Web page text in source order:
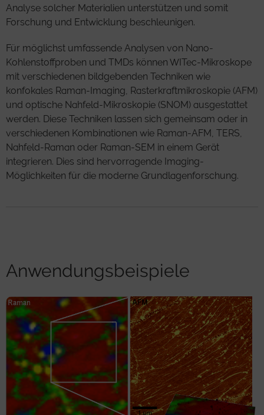
Analyse solcher Materialien unterstützen und somit
Forschung und Entwicklung beschleunigen.
Für möglichst umfassende Analysen von Nano-
Kohlenstoffproben und TMDs können WITec-Mikroskope
mit verschiedenen bildgebenden Techniken wie
konfokales Raman-Imaging, Rasterkraftmikroskopie (AFM)
und optische Nahfeld-Mikroskopie (SNOM) ausgestattet
werden. Diese Techniken lassen sich gemeinsam oder in
verschiedenen Kombinationen wie Raman-AFM, TERS,
Nahfeld-Raman oder Raman-SEM in einem Gerät
integrieren. Dies sind hervorragende Imaging-
Möglichkeiten für die moderne Grundlagenforschung.
Anwendungsbeispiele